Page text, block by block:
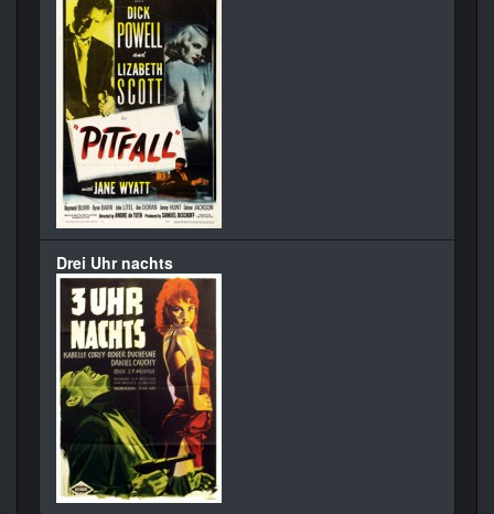
Drei Uhr nachts